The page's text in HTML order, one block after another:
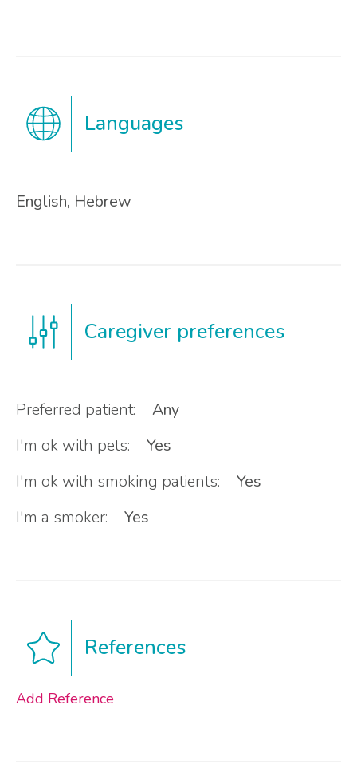
Languages
English, Hebrew
Caregiver preferences
Preferred patient:
Any
I'm ok with pets:
Yes
I'm ok with smoking patients:
Yes
I'm a smoker:
Yes
References
Add Reference